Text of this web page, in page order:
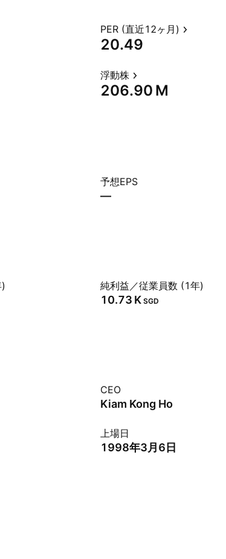
PER (直近12ヶ月)
20.49
浮動株
‪206.90 M‬
予想EPS
—
純利益／従業員数 (1年)
‪10.73 K‬ SGD
CEO
Kiam Kong Ho
上場日
1998年3月6日